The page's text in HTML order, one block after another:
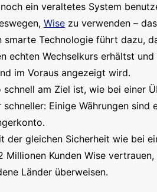
ein veraltetes System
Wise zu verwenden –
smarte Technologie führt dazu,
echten Wechselkurs erhältst
im Voraus angezeigt wird.
schnell am Ziel ist, wie bei einer
schneller: Einige Währungen
der gleichen Sicherheit wie bei
Millionen Kunden Wise
Länder überweisen.